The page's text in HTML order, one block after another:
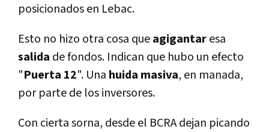
posicionados en Lebac.
Esto no hizo otra cosa queagigantaresa
salida de fondos. Indican que hubo un efecto
"Puerta 12". Una huida masiva, en manada,
por parte de los inversores.
Con cierta sorna, desde el BCRA dejan picando